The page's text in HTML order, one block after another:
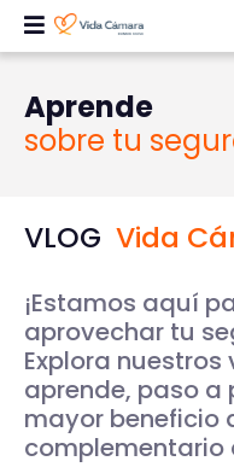
Aprende
sobre tu
VLOG Vida
¡Estamos aquí
aprovechar tu
Explora
aprende, paso a
mayor beneficio
complementario